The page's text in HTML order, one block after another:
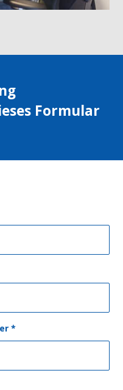
Formular
*